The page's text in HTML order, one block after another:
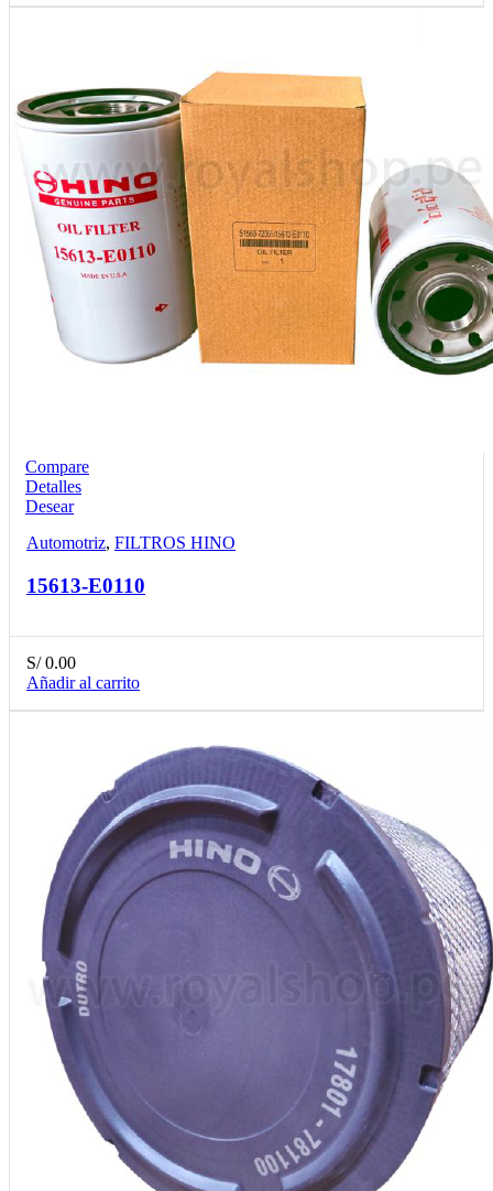
Compare
Detalles
Desear
Automotriz, FILTROS HINO
15613-E0110
S/0.00
Añadir al carrito